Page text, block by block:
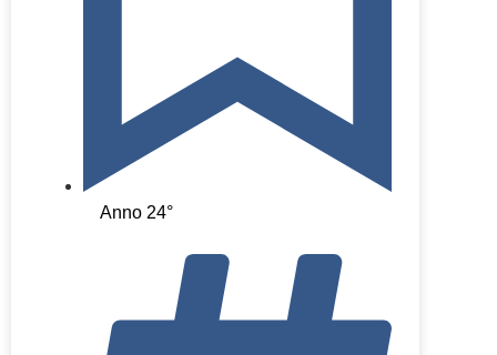
Anno 24°